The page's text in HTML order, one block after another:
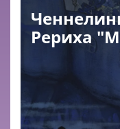
Рериха